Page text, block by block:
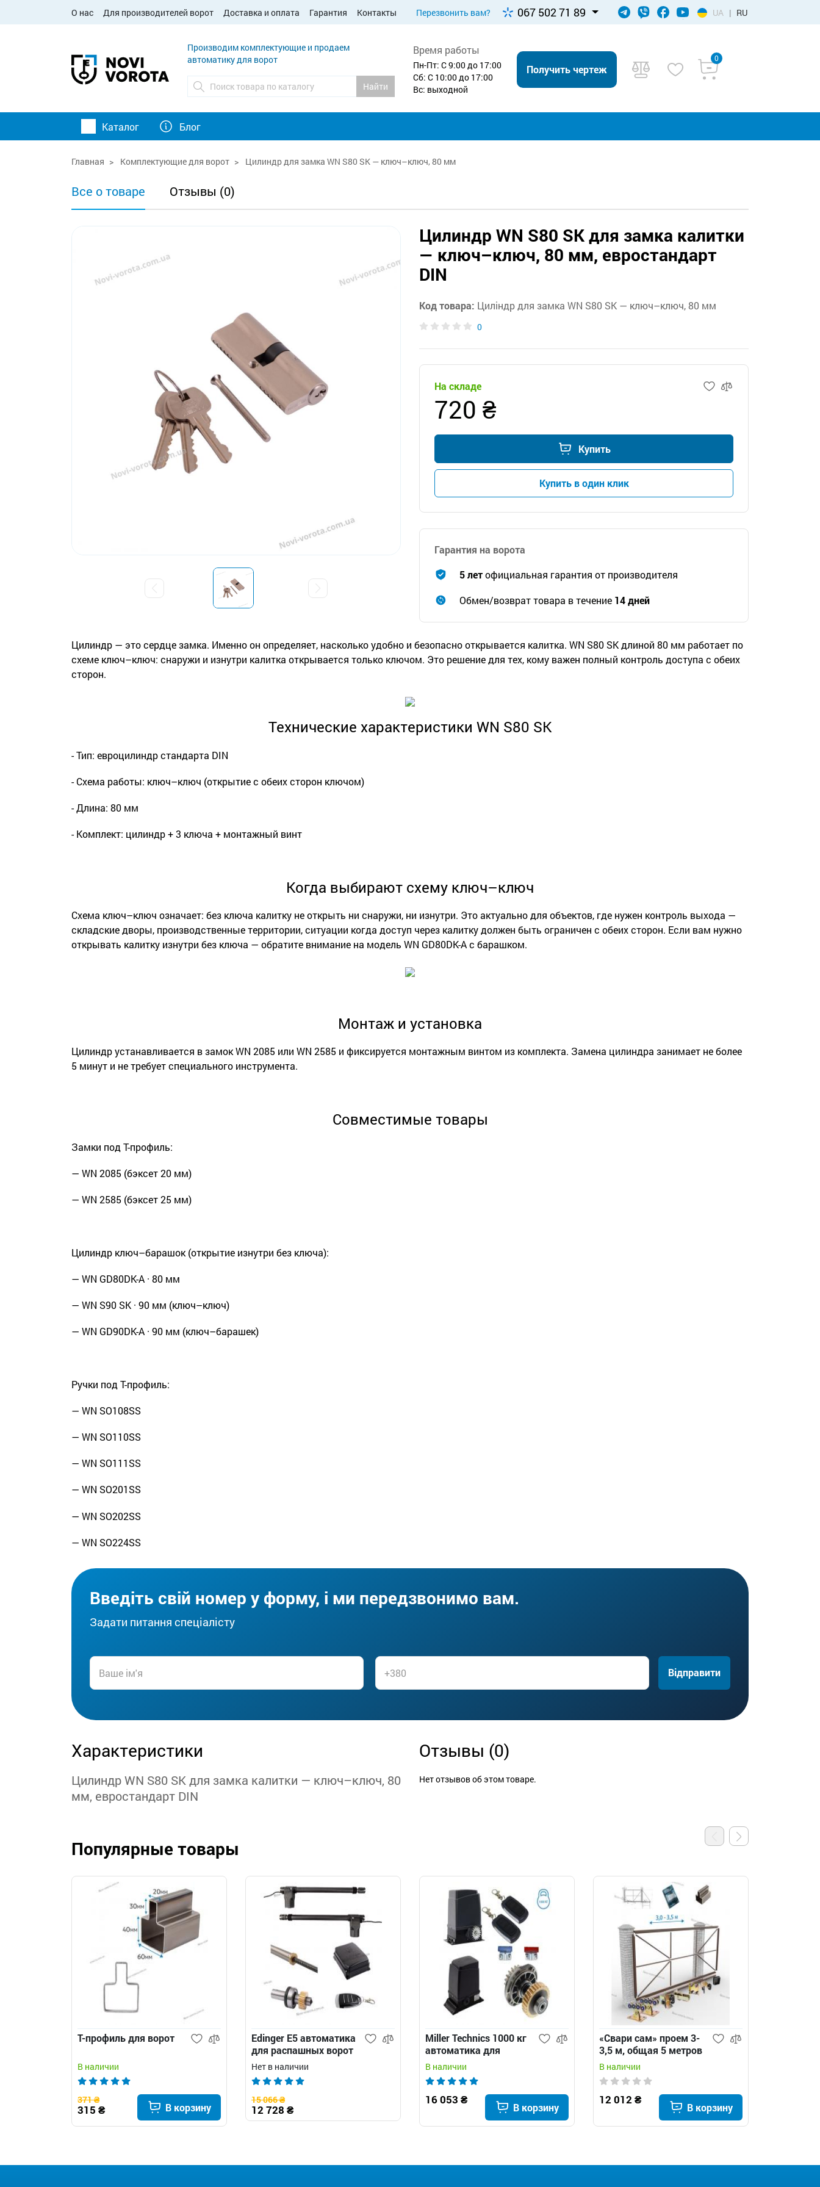
О нас Для производителей ворот Доставка и оплата Гарантия Контакты Перезвонить вам? 067 502 71 89 UA | RU
Производим комплектующие и продаем
автоматику для ворот
Найти
Время работы
Пн-Пт: С 9:00 до 17:00
Сб: С 10:00 до 17:00
Вс: выходной
Получить чертеж
0
Каталог Блог
Главная Комплектующие для ворот Цилиндр для замка WN S80 SK — ключ–ключ, 80 мм
Все о товаре Отзывы (0)
Цилиндр WN S80 SK для замка калитки
— ключ–ключ, 80 мм, евростандарт
DIN
Код товара: Циліндр для замка WN S80 SK — ключ–ключ, 80 мм
0
На складе
720 ₴
Купить
Купить в один клик
Гарантия на ворота
5 летофициальная гарантия от производителя
Обмен/возврат товара в течение 14 дней
Цилиндр — это сердце замка. Именно он определяет, насколько удобно и безопасно открывается калитка. WN S80 SK длиной 80 мм работает по
схеме ключ–ключ: снаружи и изнутри калитка открывается только ключом. Это решение для тех, кому важен полный контроль доступа с обеих
сторон.
Технические характеристики WN S80 SK
- Тип: евроцилиндр стандарта DIN
- Схема работы: ключ–ключ (открытие с обеих сторон ключом)
- Длина: 80 мм
- Комплект: цилиндр + 3 ключа + монтажный винт
Когда выбирают схему ключ–ключ
Схема ключ–ключ означает: без ключа калитку не открыть ни снаружи, ни изнутри. Это актуально для объектов, где нужен контроль выхода —
складские дворы, производственные территории, ситуации когда доступ через калитку должен быть ограничен с обеих сторон. Если вам нужно
открывать калитку изнутри без ключа — обратите внимание на модель WN GD80DK-A с барашком.
Монтаж и установка
Цилиндр устанавливается в замок WN 2085 или WN 2585 и фиксируется монтажным винтом из комплекта. Замена цилиндра занимает не более
5 минут и не требует специального инструмента.
Совместимые товары
Замки под Т-профиль:
— WN 2085 (бэксет 20 мм)
— WN 2585 (бэксет 25 мм)
Цилиндр ключ–барашок (открытие изнутри без ключа):
— WN GD80DK-A · 80 мм
— WN S90 SK · 90 мм (ключ–ключ)
— WN GD90DK-A · 90 мм (ключ–барашек)
Ручки под Т-профиль:
— WN SO108SS
— WN SO110SS
— WN SO111SS
— WN SO201SS
— WN SO202SS
— WN SO224SS
Введіть свій номер у форму, і ми передзвонимо вам.
Задати питання спеціалісту
Відправити
Характеристики
Цилиндр WN S80 SK для замка калитки — ключ–ключ, 80
мм, евростандарт DIN
Отзывы (0)
Нет отзывов об этом товаре.
Популярные товары
Т-профиль для ворот
В наличии
371 ₴
315 ₴ В корзину
Edinger E5 автоматика
для распашных ворот
Нет в наличии
15 066 ₴
12 728 ₴
Miller Technics 1000 кг
автоматика для
откатных ворот
В наличии
16 053 ₴
В корзину
«Свари сам» проем 3-
3,5 м, общая 5 метров
с квадратным
хвостовиком -
откатные ворота
В наличии
12 012 ₴
В корзину